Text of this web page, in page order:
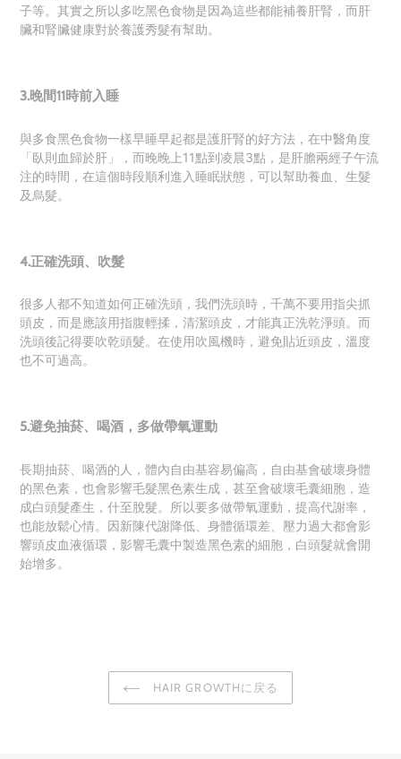
子等。其實之所以多吃黑色食物是因為這些都能補養肝腎，而肝
臟和腎臟健康對於養護秀髮有幫助。
3.晚間11時前入睡
與多食黑色食物一樣早睡早起都是護肝腎的好方法，在中醫角度
「臥則血歸於肝」，而晚晚上11點到凌晨3點，是肝膽兩經子午流
注的時間，在這個時段順利進入睡眠狀態，可以幫助養血、生髮
及烏髮。
4.正確洗頭、吹髮
很多人都不知道如何正確洗頭，我們洗頭時，千萬不要用指尖抓
頭皮，而是應該用指腹輕揉，清潔頭皮，才能真正洗乾淨頭。而
洗頭後記得要吹乾頭髮。在使用吹風機時，避免貼近頭皮，溫度
也不可過高。
5.避免抽菸、喝酒，多做帶氧運動
長期抽菸、喝酒的人，體內自由基容易偏高，自由基會破壞身體
的黑色素，也會影響毛髮黑色素生成，甚至會破壞毛囊細胞，造
成白頭髮產生，什至脫髮。所以要多做帶氧運動，提高代謝率，
也能放鬆心情。因新陳代謝降低、身體循環差、壓力過大都會影
響頭皮血液循環，影響毛囊中製造黑色素的細胞，白頭髮就會開
始增多。
HAIR GROWTHに戻る